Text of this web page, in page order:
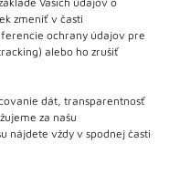
zmeniť v časti
ochrany údajov pre
alebo ho zrušiť
dát, transparentnosť
za našu
nájdete vždy v spodnej časti
roku 2010. Na našej
značkových
841 06